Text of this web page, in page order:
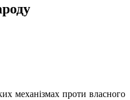
механізмах проти власного